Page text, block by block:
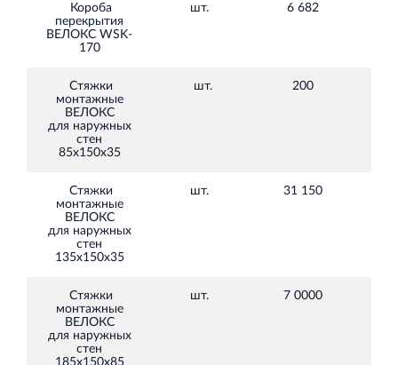
Короба
перекрытия
ВЕЛОКС WSK-
170
шт. 6 682
Стяжки
монтажные
ВЕЛОКС
для наружных
стен
85х150х35
шт. 200
Стяжки
монтажные
ВЕЛОКС
для наружных
стен
135х150х35
шт. 31 150
Стяжки
монтажные
ВЕЛОКС
для наружных
стен
185х150х85
шт. 7 0000